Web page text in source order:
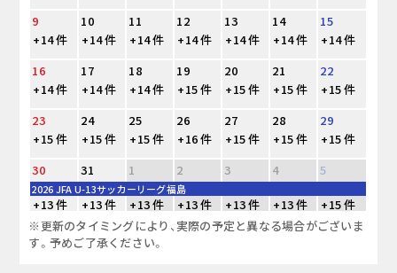
9
10 11 12 13 14
15
+14 件
+14 件 +14 件 +14 件 +14 件 +14 件
+14 件
16
17 18 19 20 21
22
+14 件
+14 件 +14 件 +15 件 +15 件 +15 件
+15 件
23
24 25 26 27 28
29
+15 件
+15 件 +15 件 +16 件 +15 件 +15 件
+15 件
30
31 1 2 3 4 5
2026 JFA U-13サッカーリーグ福島
+13 件 +13 件 +13 件 +13 件 +13 件 +13 件
+15 件
※更新のタイミングにより、実際の予定と異なる場合がございま
す。予めご了承ください。